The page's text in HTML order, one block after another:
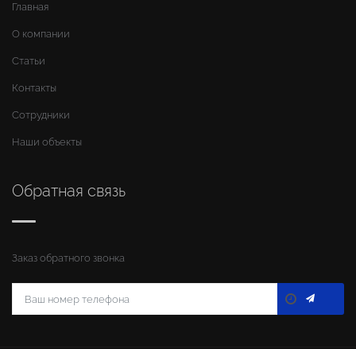
Главная
О компании
Статьи
Контакты
Сотрудники
Наши объекты
Обратная связь
Заказ обратного звонка